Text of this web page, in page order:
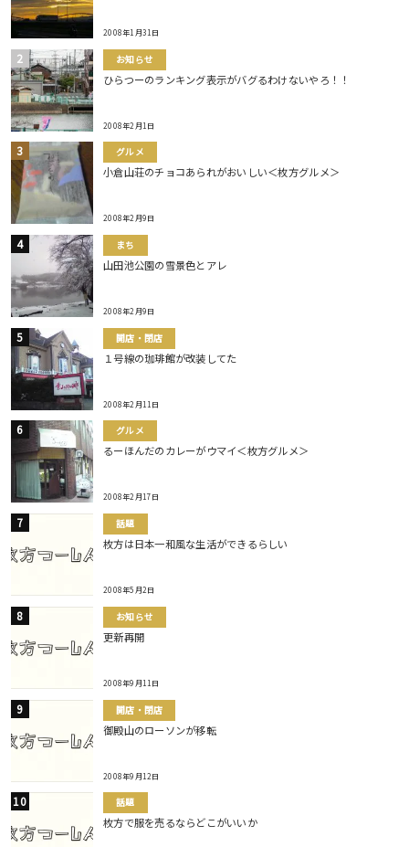
2008年1月31日
お知らせ
ひらつーのランキング表示がバグるわけないやろ！！
2008年2月1日
グルメ
小倉山荘のチョコあられがおいしい＜枚方グルメ＞
2008年2月9日
まち
山田池公園の雪景色とアレ
2008年2月9日
開店・閉店
１号線の珈琲館が改装してた
2008年2月11日
グルメ
るーほんだのカレーがウマイ＜枚方グルメ＞
2008年2月17日
話題
枚方は日本一和風な生活ができるらしい
2008年5月2日
お知らせ
更新再開
2008年9月11日
開店・閉店
御殿山のローソンが移転
2008年9月12日
話題
枚方で服を売るならどこがいいか